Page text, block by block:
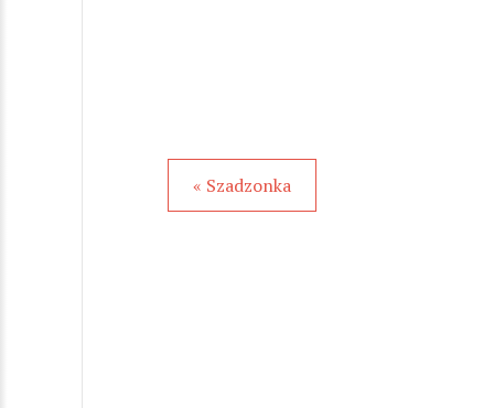
« Szadzonka